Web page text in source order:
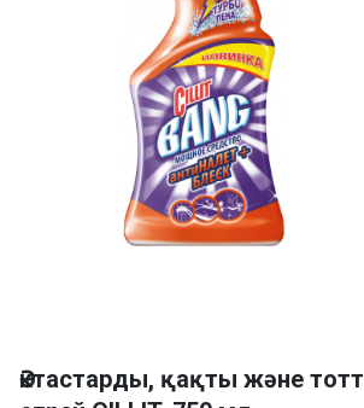
of
Әктастарды, қақты және